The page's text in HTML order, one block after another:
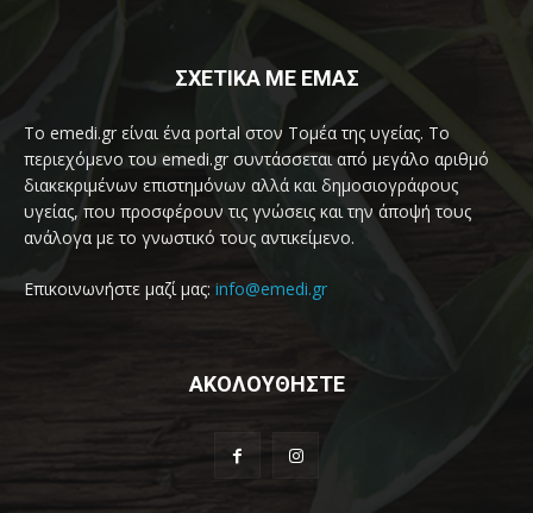
ΣΧΕΤΙΚΑ ΜΕ ΕΜΑΣ
Το emedi.gr είναι ένα portal στον Τομέα της υγείας. Το
περιεχόμενο του emedi.gr συντάσσεται από μεγάλο αριθμό
διακεκριμένων επιστημόνων αλλά και δημοσιογράφους
υγείας, που προσφέρουν τις γνώσεις και την άποψή τους
ανάλογα με το γνωστικό τους αντικείμενο.
Επικοινωνήστε μαζί μας: info@emedi.gr
ΑΚΟΛΟΥΘΗΣΤΕ